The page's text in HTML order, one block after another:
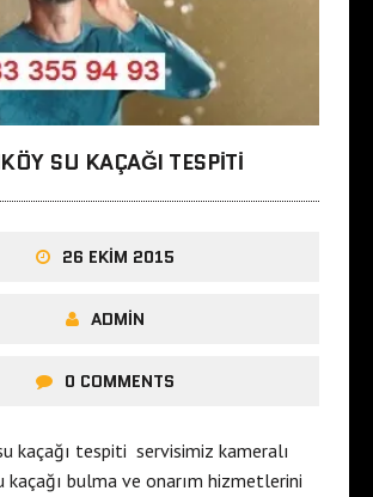
SU KAÇAĞI TESPITI
26 EKIM 2015
ADMIN
0 COMMENTS
kaçağı tespiti servisimiz kameralı
bulma ve onarım hizmetlerini